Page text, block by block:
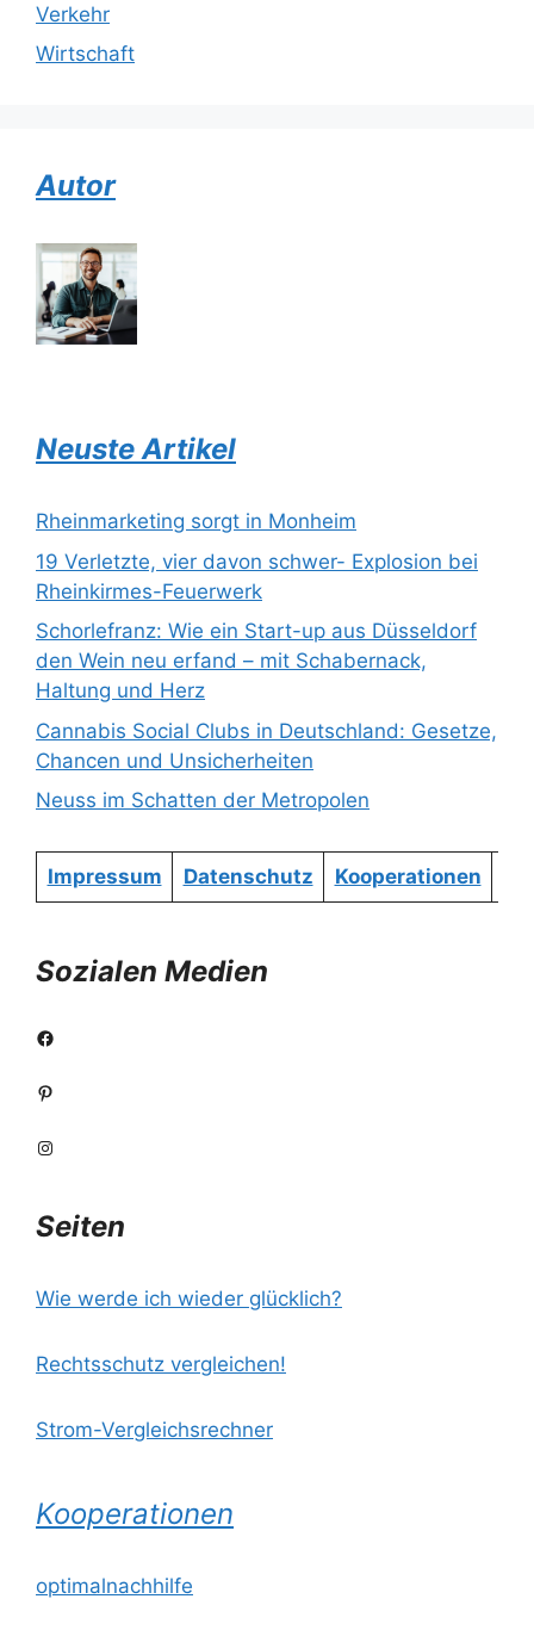
Verkehr
Wirtschaft
Autor
Neuste Artikel
Rheinmarketing sorgt in Monheim
19 Verletzte, vier davon schwer- Explosion bei
Rheinkirmes-Feuerwerk
Schorlefranz: Wie ein Start-up aus Düsseldorf
den Wein neu erfand – mit Schabernack,
Haltung und Herz
Cannabis Social Clubs in Deutschland: Gesetze,
Chancen und Unsicherheiten
Neuss im Schatten der Metropolen
Impressum Datenschutz Kooperationen
Sozialen Medien
Facebook
Pinterest
Instagram
Seiten
Wie werde ich wieder glücklich?
Rechtsschutz vergleichen!
Strom-Vergleichsrechner
Kooperationen
optimalnachhilfe